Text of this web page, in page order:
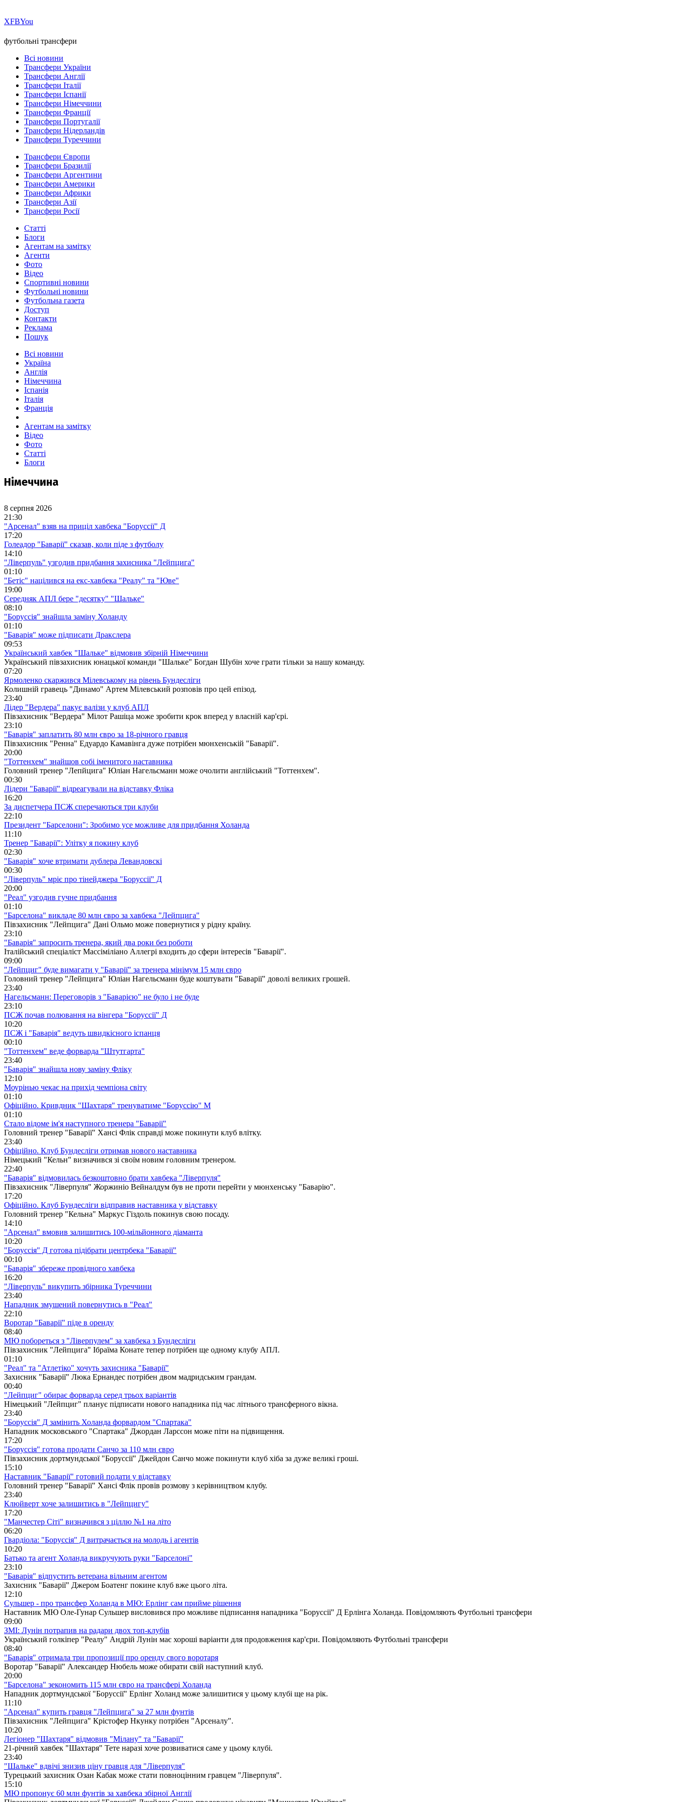
ХFBYou
футбольні трансфери
Всі новини
Трансфери України
Трансфери Англії
Трансфери Італії
Трансфери Іспанії
Трансфери Німеччини
Трансфери Франції
Трансфери Португалії
Трансфери Нідерландів
Трансфери Туреччини
Трансфери Європи
Трансфери Бразилії
Трансфери Аргентини
Трансфери Америки
Трансфери Африки
Трансфери Азії
Трансфери Росії
Статті
Блоги
Агентам на замітку
Агенти
Фото
Відео
Спортивні новини
Футбольні новини
Футбольна газета
Доступ
Контакти
Реклама
Пошук
Всі новини
Україна
Англія
Німеччина
Іспанія
Італія
Франція
Агентам на замітку
Відео
Фото
Статті
Блоги
Німеччина
8 серпня 2026
21:30
"Арсенал" взяв на приціл хавбека "Боруссії" Д
17:20
Голеадор "Баварії" сказав, коли піде з футболу
14:10
"Ліверпуль" узгодив придбання захисника "Лейпцига"
01:10
"Бетіс" націлився на екс-хавбека "Реалу" та "Юве"
19:00
Середняк АПЛ бере "десятку" "Шальке"
08:10
"Боруссія" знайшла заміну Холанду
01:10
"Баварія" може підписати Дракслера
09:53
Український хавбек "Шальке" відмовив збірній Німеччини
Український півзахисник юнацької команди "Шальке" Богдан Шубін хоче грати тільки за нашу команду.
07:20
Ярмоленко скаржився Мілевському на рівень Бундесліги
Колишній гравець "Динамо" Артем Мілевський розповів про цей епізод.
23:40
Лідер "Вердера" пакує валізи у клуб АПЛ
Півзахисник "Вердера" Мілот Рашіца може зробити крок вперед у власній кар'єрі.
23:10
"Баварія" заплатить 80 млн євро за 18-річного гравця
Півзахисник "Ренна" Едуардо Камавінга дуже потрібен мюнхенській "Баварії".
20:00
"Тоттенхем" знайшов собі іменитого наставника
Головний тренер "Лепйцига" Юліан Нагельсманн може очолити англійський "Тоттенхем".
00:30
Лідери "Баварії" відреагували на відставку Фліка
16:20
За диспетчера ПСЖ сперечаються три клуби
22:10
Президент "Барселони": Зробимо усе можливе для придбання Холанда
11:10
Тренер "Баварії": Улітку я покину клуб
02:30
"Баварія" хоче втримати дублера Левандовскі
00:30
"Ліверпуль" мріє про тінейджера "Боруссії" Д
20:00
"Реал" узгодив гучне придбання
01:10
"Барселона" викладе 80 млн євро за хавбека "Лейпцига"
Півзахисник "Лейпцига" Дані Ольмо може повернутися у рідну країну.
23:10
"Баварія" запросить тренера, який два роки без роботи
Італійський спеціаліст Массіміліано Аллегрі входить до сфери інтересів "Баварії".
09:00
"Лейпциг" буде вимагати у "Баварії" за тренера мінімум 15 млн євро
Головний тренер "Лейпцига" Юліан Нагельсманн буде коштувати "Баварії" доволі великих грошей.
23:40
Нагельсманн: Переговорів з "Баварією" не було і не буде
23:10
ПСЖ почав полювання на вінгера "Боруссії" Д
10:20
ПСЖ і "Баварія" ведуть швидкісного іспанця
00:10
"Тоттенхем" веде форварда "Штутгарта"
23:40
"Баварія" знайшла нову заміну Фліку
12:10
Моурінью чекає на прихід чемпіона світу
01:10
Офіційно. Кривдник "Шахтаря" тренуватиме "Боруссію" М
01:10
Стало відоме ім'я наступного тренера "Баварії"
Головний тренер "Баварії" Хансі Флік справді може покинути клуб влітку.
23:40
Офіційно. Клуб Бундесліги отримав нового наставника
Німецький "Кельн" визначився зі своїм новим головним тренером.
22:40
"Баварія" відмовилась безкоштовно брати хавбека "Ліверпуля"
Півзахисник "Ліверпуля" Жоржиніо Вейналдум був не проти перейти у мюнхенську "Баварію".
17:20
Офіційно. Клуб Бундесліги відправив наставника у відставку
Головний тренер "Кельна" Маркус Гіздоль покинув свою посаду.
14:10
"Арсенал" вмовив залишитись 100-мільйонного діаманта
10:20
"Боруссія" Д готова підібрати центрбека "Баварії"
00:10
"Баварія" збереже провідного хавбека
16:20
"Ліверпуль" викупить збірника Туреччини
23:40
Нападник змушений повернутись в "Реал"
22:10
Воротар "Баварії" піде в оренду
08:40
МЮ побореться з "Ліверпулем" за хавбека з Бундесліги
Півзахисник "Лейпцига" Ібраїма Конате тепер потрібен ще одному клубу АПЛ.
01:10
"Реал" та "Атлетіко" хочуть захисника "Баварії"
Захисник "Баварії" Люка Ернандес потрібен двом мадридським грандам.
00:40
"Лейпциг" обирає форварда серед трьох варіантів
Німецький "Лейпциг" планує підписати нового нападника під час літнього трансферного вікна.
23:40
"Боруссія" Д замінить Холанда форвардом "Спартака"
Нападник московського "Спартака" Джордан Ларссон може піти на підвищення.
17:20
"Боруссія" готова продати Санчо за 110 млн євро
Півзахисник дортмундської "Боруссії" Джейдон Санчо може покинути клуб хіба за дуже великі гроші.
15:10
Наставник "Баварії" готовий подати у відставку
Головний тренер "Баварії" Хансі Флік провів розмову з керівництвом клубу.
23:40
Клюйверт хоче залишитись в "Лейпцигу"
17:20
"Манчестер Сіті" визначився з ціллю №1 на літо
06:20
Гвардіола: "Боруссія" Д витрачається на молодь і агентів
10:20
Батько та агент Холанда викручують руки "Барселоні"
23:10
"Баварія" відпустить ветерана вільним агентом
Захисник "Баварії" Джером Боатенг покине клуб вже цього літа.
12:10
Сульшер - про трансфер Холанда в МЮ: Ерлінг сам прийме рішення
Наставник МЮ Оле-Гунар Сульшер висловився про можливе підписання нападника "Боруссії" Д Ерлінга Холанда. Повідомляють Футбольні трансфери
09:00
ЗМІ: Лунін потрапив на радари двох топ-клубів
Український голкіпер "Реалу" Андрій Лунін має хороші варіанти для продовження кар'єри. Повідомляють Футбольні трансфери
08:40
"Баварія" отримала три пропозиції про оренду свого воротаря
Воротар "Баварії" Александер Нюбель може обирати свій наступний клуб.
20:00
"Барселона" зекономить 115 млн євро на трансфері Холанда
Нападник дортмундської "Боруссії" Ерлінг Холанд може залишитися у цьому клубі ще на рік.
11:10
"Арсенал" купить гравця "Лейпцига" за 27 млн фунтів
Півзахисник "Лейпцига" Крістофер Нкунку потрібен "Арсеналу".
10:20
Легіонер "Шахтаря" відмовив "Мілану" та "Баварії"
21-річний хавбек "Шахтаря" Тете наразі хоче розвиватися саме у цьому клубі.
23:40
"Шальке" вдвічі знизив ціну гравця для "Ліверпуля"
Турецький захисник Озан Кабак може стати повноцінним гравцем "Ліверпуля".
15:10
МЮ пропонує 60 млн фунтів за хавбека збірної Англії